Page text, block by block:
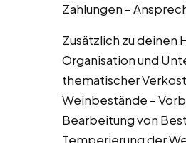
Zahlungen –
Zusätzlich zu
Organisation und
thematischer
Weinbestände –
Bearbeitung von
Temperierung der